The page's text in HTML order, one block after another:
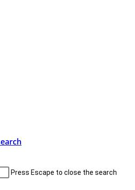
Press Escape to close the search